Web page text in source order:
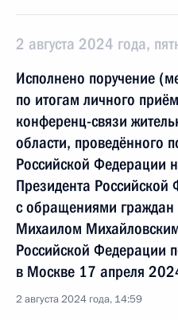
2 августа 2024 года,
Исполнено поручение
по итогам личного
конференц-связи
области, проведённого
Российской Федерации
Президента
с обращениями граждан
Михаилом
Российской Федерации
в Москве 17 апреля
2 августа 2024 года, 14:59